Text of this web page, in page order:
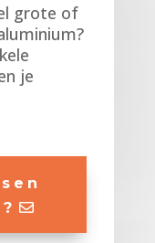
grote of
je